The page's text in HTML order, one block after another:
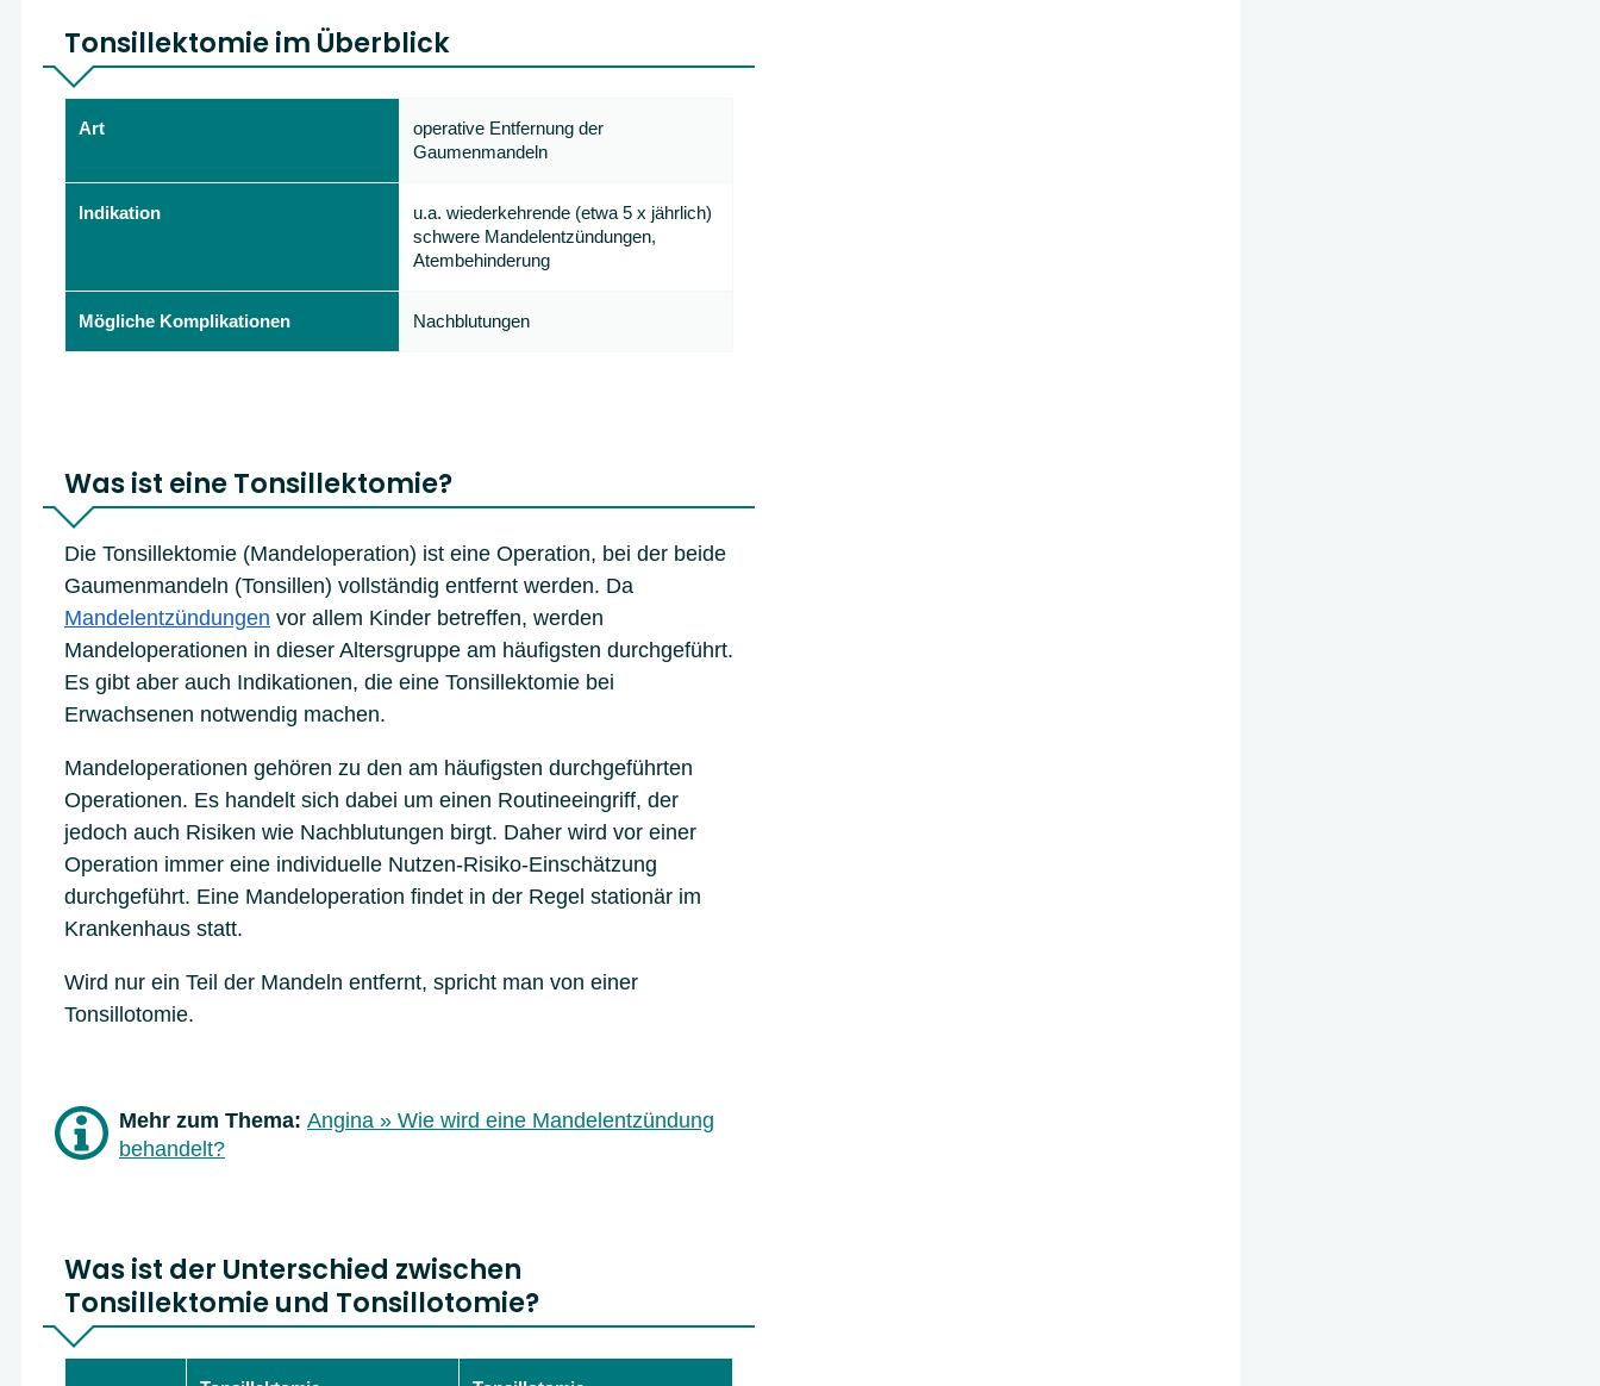
Tonsillektomie im Überblick
Art
operative Entfernung der
Gaumenmandeln
Indikation
u.a. wiederkehrende (etwa 5 x jährlich)
schwere Mandelentzündungen,
Atembehinderung
Mögliche Komplikationen Nachblutungen
Was ist eine Tonsillektomie?
Die Tonsillektomie (Mandeloperation) ist eine Operation, bei der beide
Gaumenmandeln (Tonsillen) vollständig entfernt werden. Da
Mandelentzündungen vor allem Kinder betreffen, werden
Mandeloperationen in dieser Altersgruppe am häufigsten durchgeführt.
Es gibt aber auch Indikationen, die eine Tonsillektomie bei
Erwachsenen notwendig machen.
Mandeloperationen gehören zu den am häufigsten durchgeführten
Operationen. Es handelt sich dabei um einen Routineeingriff, der
jedoch auch Risiken wie Nachblutungen birgt. Daher wird vor einer
Operation immer eine individuelle Nutzen-Risiko-Einschätzung
durchgeführt. Eine Mandeloperation findet in der Regel stationär im
Krankenhaus statt.
Wird nur ein Teil der Mandeln entfernt, spricht man von einer
Tonsillotomie.
Mehr zum Thema: Angina » Wie wird eine Mandelentzündung
behandelt?
Was ist der Unterschied zwischen
Tonsillektomie und Tonsillotomie?